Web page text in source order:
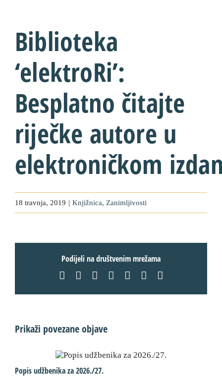
Biblioteka
‘elektroRi’:
Besplatno čitajte
riječke autore u
elektroničkom
18 travnja, 2019 | Knjižnica, Zanimljivosti
Podijeli na društvenim mrežama
Facebook LinkedInWhatsApp
TumblrPinterest
Prikaži povezane objave
Popis udžbenika za 2026./27.